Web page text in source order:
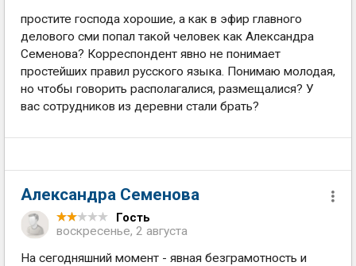
простите господа хорошие, а как в эфир главного
делового сми попал такой человек как Александра
Семенова? Корреспондент явно не понимает
простейших правил русского языка. Понимаю молодая,
но чтобы говорить располагалися, размещалися? У
вас сотрудников из деревни стали брать?
Александра Семенова
Гость
воскресенье, 2 августа
На сегодняшний момент - явная безграмотность и